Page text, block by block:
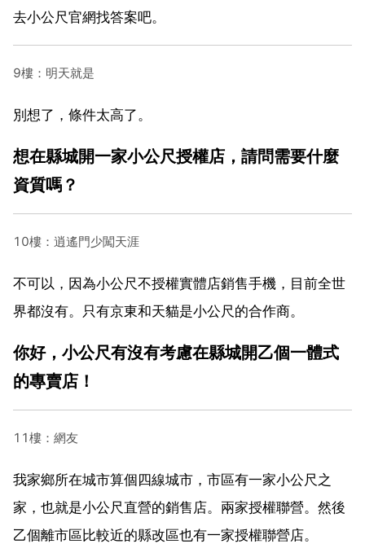
去小公尺官網找答案吧。
9樓：明天就是
別想了，條件太高了。
想在縣城開一家小公尺授權店，請問需要什麼
資質嗎？
10樓：逍遙門少闖天涯
不可以，因為小公尺不授權實體店銷售手機，目前全世
界都沒有。只有京東和天貓是小公尺的合作商。
你好，小公尺有沒有考慮在縣城開乙個一體式
的專賣店！
11樓：網友
我家鄉所在城市算個四線城市，市區有一家小公尺之
家，也就是小公尺直營的銷售店。兩家授權聯營。然後
乙個離市區比較近的縣改區也有一家授權聯營店。